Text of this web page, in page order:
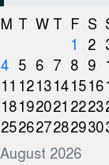
August 2026
M T W T F S
1
2
4 5 6 7 8 9
11 1213141516
18192021 2223
252627282930